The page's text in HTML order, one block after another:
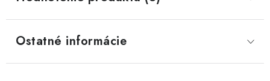
Ostatné informácie